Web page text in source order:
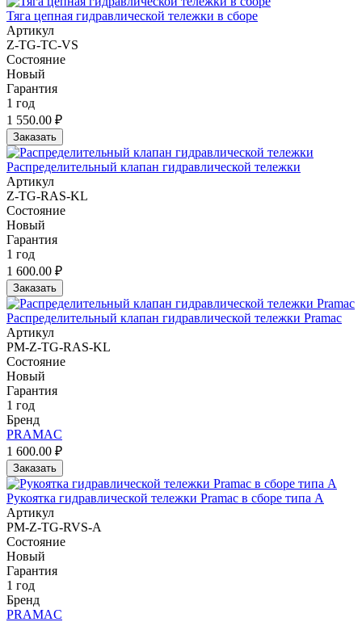
Тяга цепная гидравлической тележки в сборе
Артикул
Z-TG-TC-VS
Состояние
Новый
Гарантия
1 год
1 550.00 ₽
Заказать
Распределительный клапан гидравлической тележки
Артикул
Z-TG-RAS-KL
Состояние
Новый
Гарантия
1 год
1 600.00 ₽
Заказать
Распределительный клапан гидравлической тележки Pramac
Артикул
PM-Z-TG-RAS-KL
Состояние
Новый
Гарантия
1 год
Бренд
PRAMAC
1 600.00 ₽
Заказать
Рукоятка гидравлической тележки Pramac в сборе типа A
Артикул
PM-Z-TG-RVS-A
Состояние
Новый
Гарантия
1 год
Бренд
PRAMAC